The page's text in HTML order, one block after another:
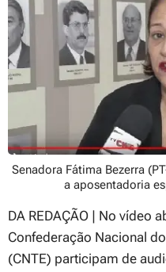
Senadora Fátima Bezerra
a aposentadoria
DA REDAÇÃO | No vídeo
Confederação Nacional
(CNTE) participam de